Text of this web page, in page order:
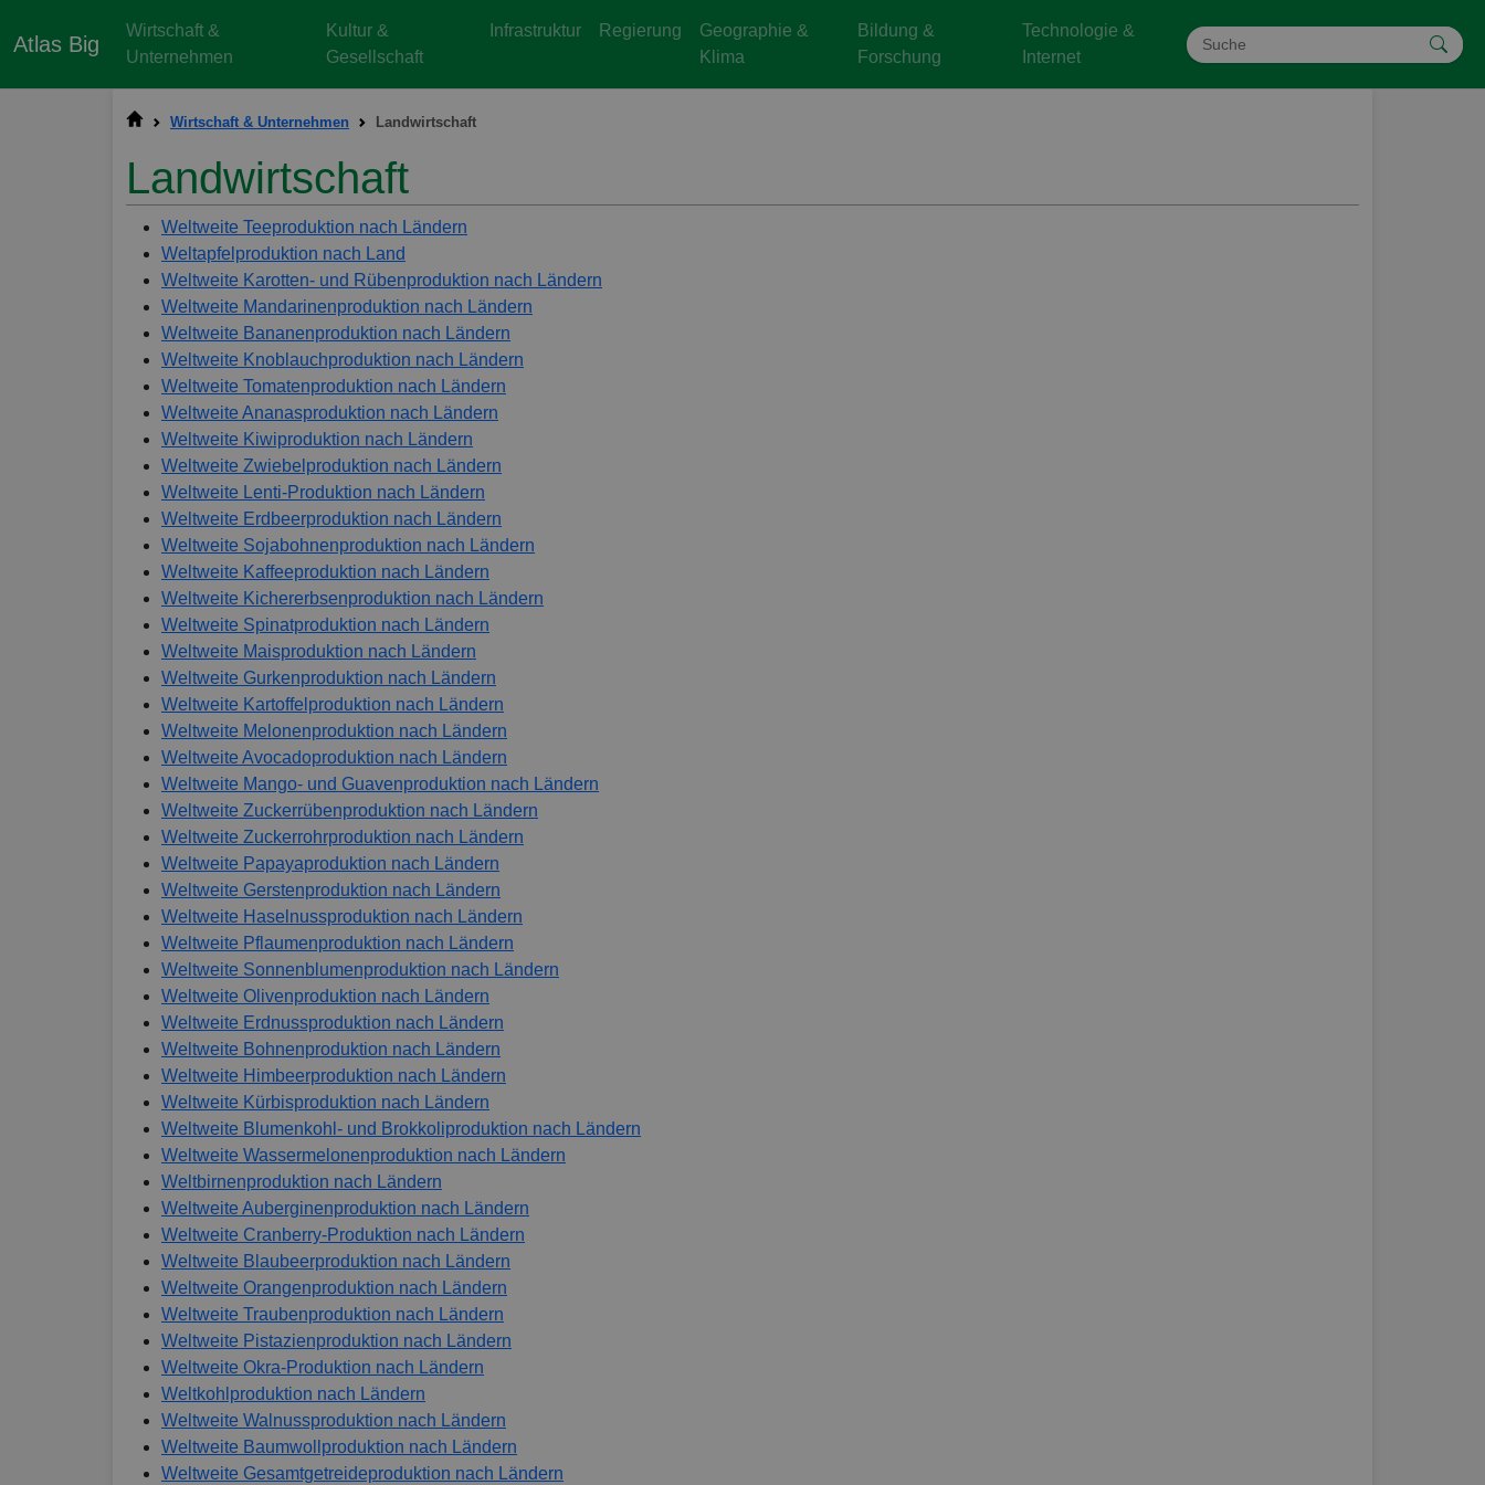
Atlas Big
Wirtschaft &
Unternehmen
Kultur &
Gesellschaft
Infrastruktur Regierung
Geographie &
Klima
Bildung &
Forschung
Technologie &
Internet
Wirtschaft & Unternehmen Landwirtschaft
Landwirtschaft
Weltweite Teeproduktion nach Ländern
Weltapfelproduktion nach Land
Weltweite Karotten- und Rübenproduktion nach Ländern
Weltweite Mandarinenproduktion nach Ländern
Weltweite Bananenproduktion nach Ländern
Weltweite Knoblauchproduktion nach Ländern
Weltweite Tomatenproduktion nach Ländern
Weltweite Ananasproduktion nach Ländern
Weltweite Kiwiproduktion nach Ländern
Weltweite Zwiebelproduktion nach Ländern
Weltweite Lenti-Produktion nach Ländern
Weltweite Erdbeerproduktion nach Ländern
Weltweite Sojabohnenproduktion nach Ländern
Weltweite Kaffeeproduktion nach Ländern
Weltweite Kichererbsenproduktion nach Ländern
Weltweite Spinatproduktion nach Ländern
Weltweite Maisproduktion nach Ländern
Weltweite Gurkenproduktion nach Ländern
Weltweite Kartoffelproduktion nach Ländern
Weltweite Melonenproduktion nach Ländern
Weltweite Avocadoproduktion nach Ländern
Weltweite Mango- und Guavenproduktion nach Ländern
Weltweite Zuckerrübenproduktion nach Ländern
Weltweite Zuckerrohrproduktion nach Ländern
Weltweite Papayaproduktion nach Ländern
Weltweite Gerstenproduktion nach Ländern
Weltweite Haselnussproduktion nach Ländern
Weltweite Pflaumenproduktion nach Ländern
Weltweite Sonnenblumenproduktion nach Ländern
Weltweite Olivenproduktion nach Ländern
Weltweite Erdnussproduktion nach Ländern
Weltweite Bohnenproduktion nach Ländern
Weltweite Himbeerproduktion nach Ländern
Weltweite Kürbisproduktion nach Ländern
Weltweite Blumenkohl- und Brokkoliproduktion nach Ländern
Weltweite Wassermelonenproduktion nach Ländern
Weltbirnenproduktion nach Ländern
Weltweite Auberginenproduktion nach Ländern
Weltweite Cranberry-Produktion nach Ländern
Weltweite Blaubeerproduktion nach Ländern
Weltweite Orangenproduktion nach Ländern
Weltweite Traubenproduktion nach Ländern
Weltweite Pistazienproduktion nach Ländern
Weltweite Okra-Produktion nach Ländern
Weltkohlproduktion nach Ländern
Weltweite Walnussproduktion nach Ländern
Weltweite Baumwollproduktion nach Ländern
Weltweite Gesamtgetreideproduktion nach Ländern